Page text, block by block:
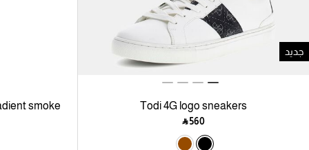
جديد
Todi 4G logo sneakers
‎ ⃁ ⁦560⁩ ‎
smoke